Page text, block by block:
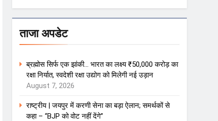
राजनीतिक गलियारों में बहस तेज़
ताजा अपडेट
ब्रह्मोस सिर्फ एक झांकी… भारत का लक्ष्य ₹50,000 करोड़ का
रक्षा निर्यात, स्वदेशी रक्षा उद्योग को मिलेगी नई उड़ान
August 7, 2026
राष्ट्रीय | जयपुर में करणी सेना का बड़ा ऐलान; समर्थकों से
कहा – “BJP को वोट नहीं देंगे”